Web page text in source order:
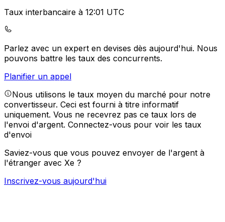
Taux interbancaire à 12:01 UTC
Parlez avec un expert en devises dès aujourd'hui. Nous
pouvons battre les taux des concurrents.
Planifier un appel
Nous utilisons le taux moyen du marché pour notre
convertisseur. Ceci est fourni à titre informatif
uniquement. Vous ne recevrez pas ce taux lors de
l'envoi d'argent. Connectez-vous pour voir les taux
d'envoi
Saviez-vous que vous pouvez envoyer de l'argent à
l'étranger avec Xe ?
Inscrivez-vous aujourd'hui